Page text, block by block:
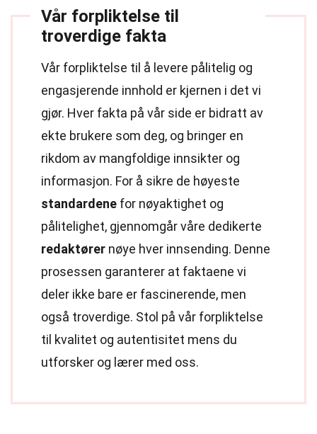
Vår forpliktelse til
troverdige fakta
Vår forpliktelse til å levere pålitelig og
engasjerende innhold er kjernen i det vi
gjør. Hver fakta på vår side er bidratt av
ekte brukere som deg, og bringer en
rikdom av mangfoldige innsikter og
informasjon. For å sikre de høyeste
standardene for nøyaktighet og
pålitelighet, gjennomgår våre dedikerte
redaktører nøye hver innsending. Denne
prosessen garanterer at faktaene vi
deler ikke bare er fascinerende, men
også troverdige. Stol på vår forpliktelse
til kvalitet og autentisitet mens du
utforsker og lærer med oss.